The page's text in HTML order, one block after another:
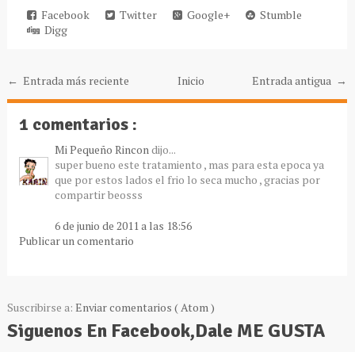
Facebook Twitter Google+
Stumble
Digg
← Entrada más reciente Entrada antigua →
Inicio
1 comentarios :
Mi Pequeño Rincondijo...
super bueno este tratamiento , mas para esta epoca ya
que por estos lados el frio lo seca mucho , gracias por
compartir beosss
6 de junio de 2011 a las 18:56
Publicar un comentario
Suscribirse a: Enviar comentarios ( Atom )
Siguenos En Facebook,Dale ME GUSTA